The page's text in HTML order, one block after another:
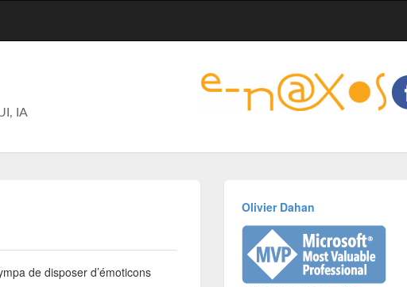
IA
de disposer d’émoticons
Olivier Dahan